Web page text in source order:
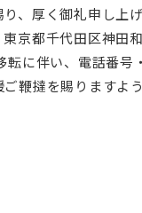
受託開発
脱属人化のシステム
リバースエンジニ
、厚く御礼申し上げ
京都千代田区神田
に伴い、電話番号
鞭撻を賜りますよ